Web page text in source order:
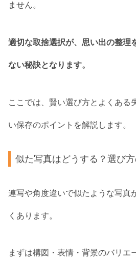
ません。
適切な取捨選択が、思い出の整理
ない秘訣となります。
ここでは、賢い選び方とよくある
い保存のポイントを解説します。
似た写真はどうする？選び
連写や角度違いで似たような写真
くあります。
まずは構図・表情・背景のバリエ